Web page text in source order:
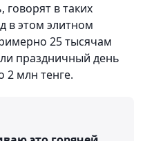
в таких
в этом элитном
25 тысячам
праздничный день
2 млн тенге.